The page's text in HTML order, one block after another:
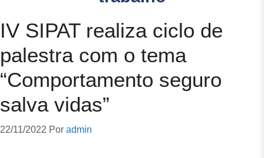
IV SIPAT realiza ciclo de
palestra com o tema
“Comportamento seguro
salva vidas”
22/11/2022 Por admin